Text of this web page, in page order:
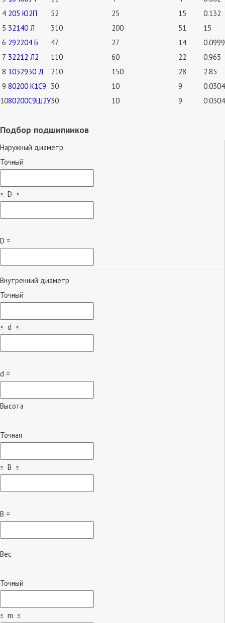
4 205 Ю2П 52 25 15
0.132
5 32140 Л 310 200 51
15
6 292204 Б 47 27 14
0.0999
7 32212 Л2 110 60 22
0.965
8 1032930 Д 210 150 28
2.85
9 80200 К1С9 30 10 9
0.0304
1080200C9Ш2У30 10 9 0.0304
Подбор подшипников
Наружный диаметр
Точный
≤ D ≤
D =
Внутренний диаметр
Точный
≤ d ≤
d =
Высота
Точная
≤ B ≤
B =
Вес
Точный
≤ m ≤